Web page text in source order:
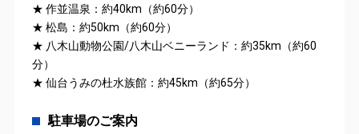
★ 作並温泉：約40km（約60分）
★ 松島：約50km（約60分）
★ 八木山動物公園/八木山ベニーランド：約35km（約60
分）
★ 仙台うみの杜水族館：約45km（約65分）
駐車場のご案内